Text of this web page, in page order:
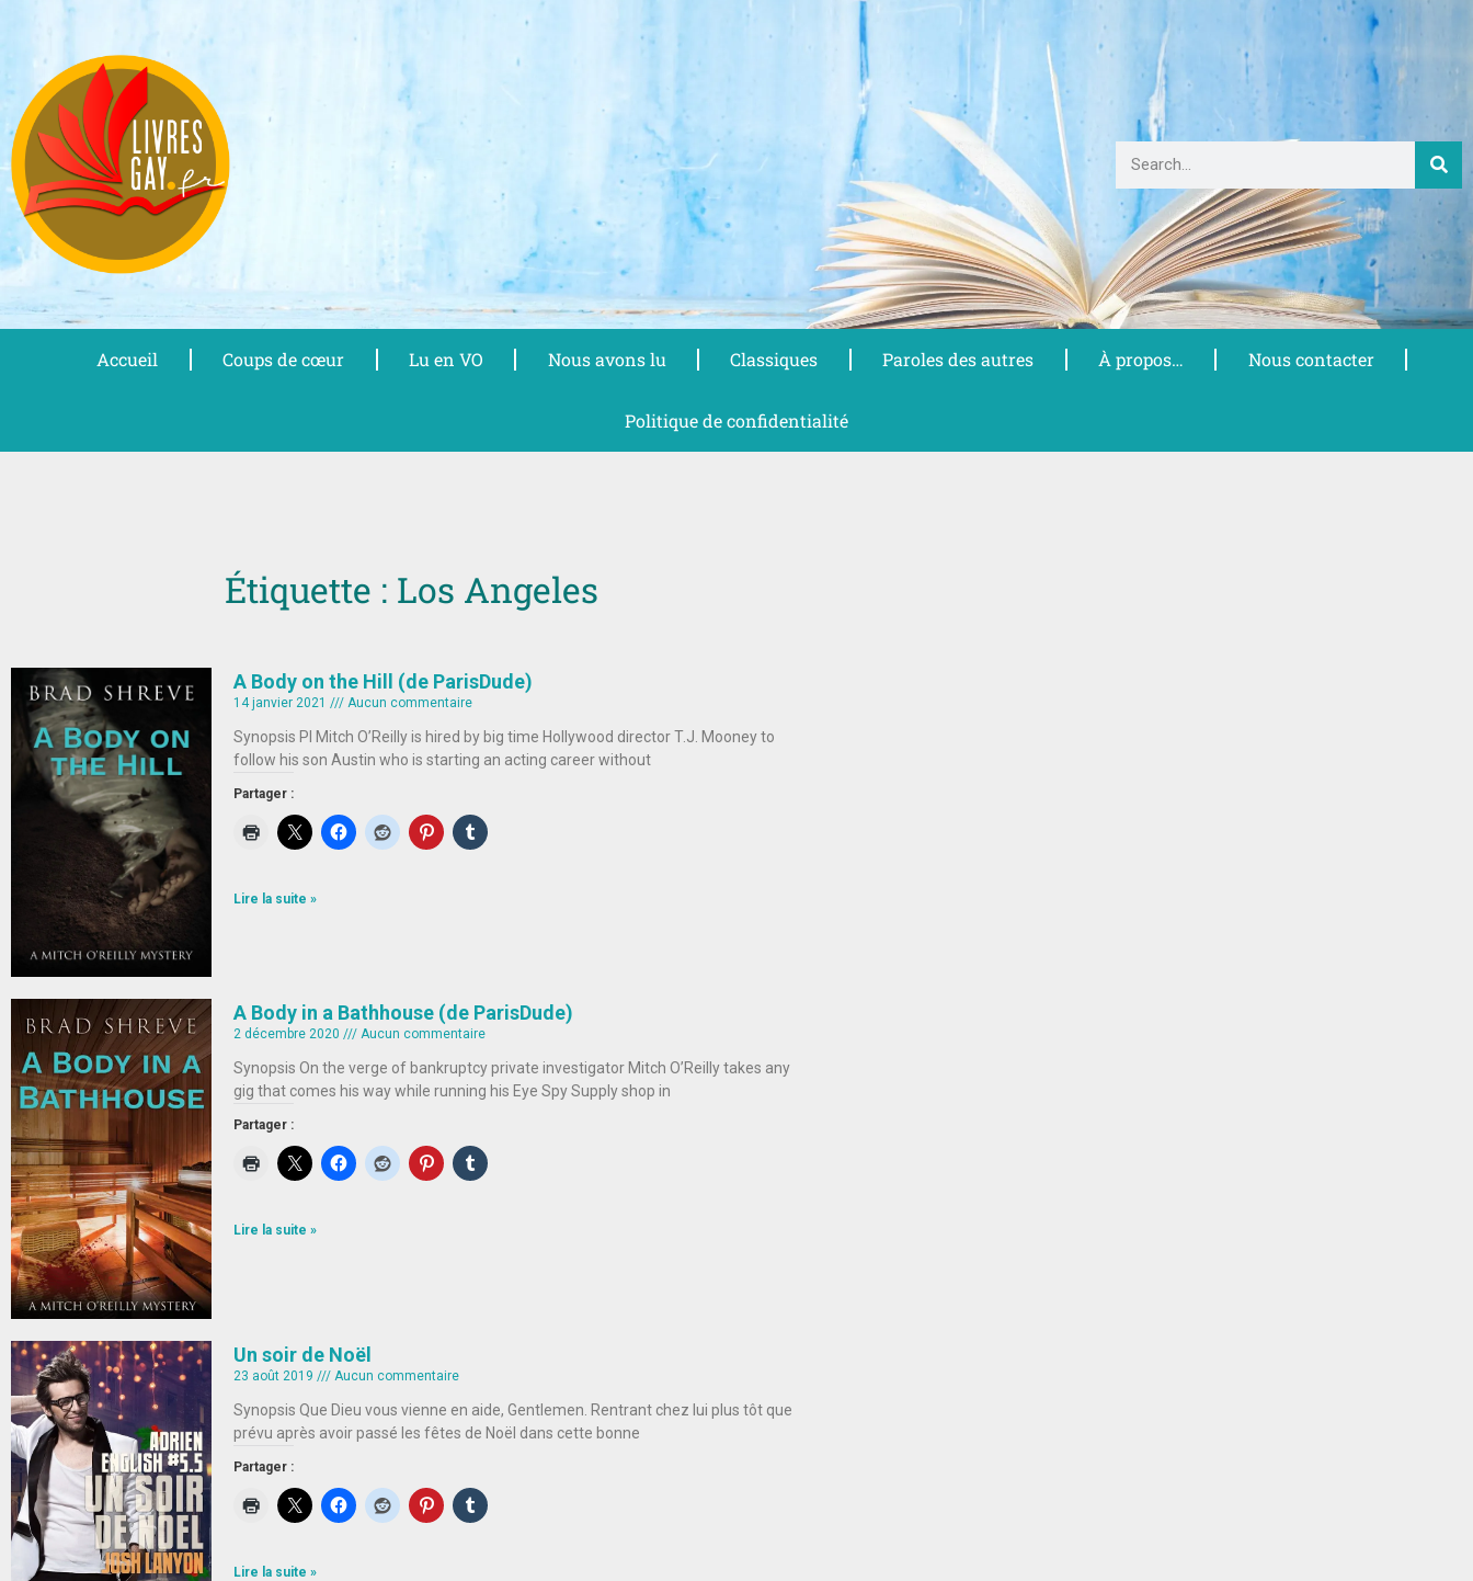
Aller
contenu
Accueil Coups de cœur Lu en VO Nous avons lu Classiques Paroles des autres À propos… Nous contacter
Politique de confidentialité
Étiquette : Los Angeles
A Body on the Hill (de ParisDude)
14 janvier 2021 Aucun commentaire
Synopsis PI Mitch O’Reilly is hired by big time Hollywood director T.J. Mooney to
follow his son Austin who is starting an acting career without
Partager :
Lire la suite »
A Body in a Bathhouse (de ParisDude)
2 décembre 2020 Aucun commentaire
Synopsis On the verge of bankruptcy private investigator Mitch O’Reilly takes any
gig that comes his way while running his Eye Spy Supply shop in
Partager :
Lire la suite »
Un soir de Noël
23 août 2019 Aucun commentaire
Synopsis Que Dieu vous vienne en aide, Gentlemen. Rentrant chez lui plus tôt que
prévu après avoir passé les fêtes de Noël dans cette bonne
Partager :
Lire la suite »